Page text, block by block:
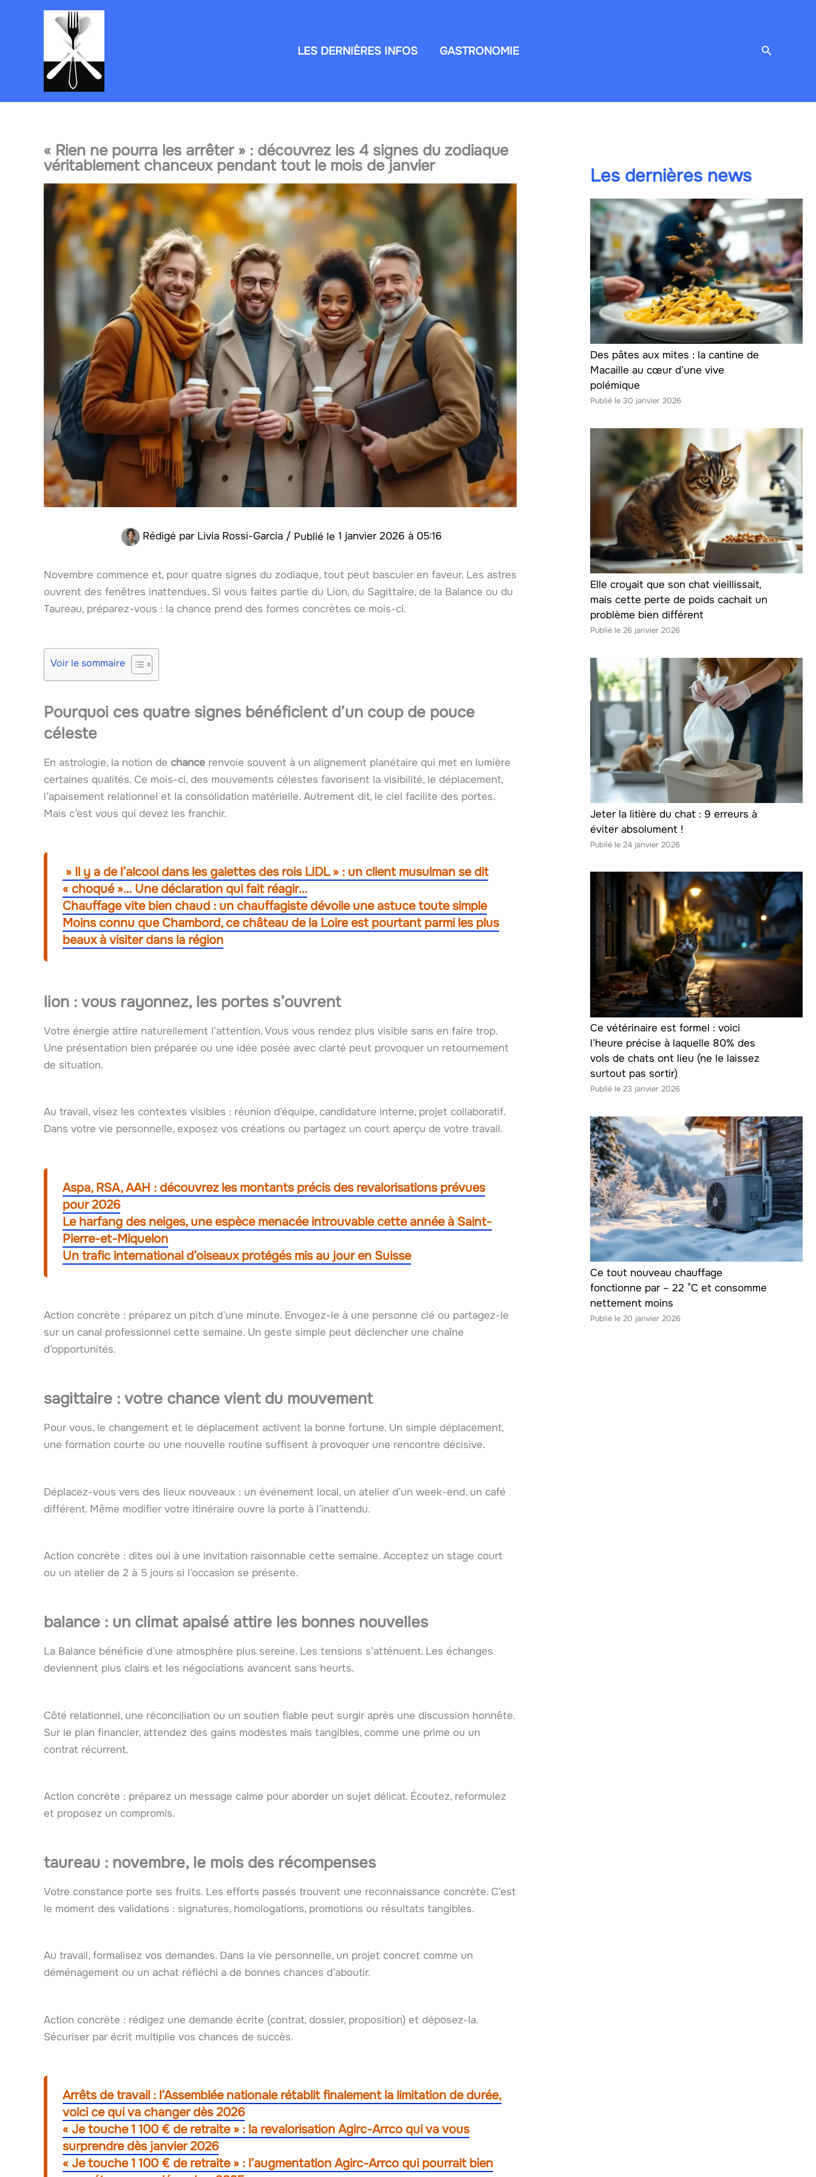
LES DERNIÈRES INFOS GASTRONOMIE
« Rien ne pourra les arrêter » : découvrez les 4 signes du zodiaque
véritablement chanceux pendant tout le mois de janvier
Rédigé par Livia Rossi-Garcia / 1 janvier 2026 à 05:16
Novembre commence et, pour quatre signes du zodiaque, tout peut basculer en faveur. Les astres
ouvrent des fenêtres inattendues. Si vous faites partie du Lion, du Sagittaire, de la Balance ou du
Taureau, préparez-vous : la chance prend des formes concrètes ce mois-ci.
Voir le sommaire
Pourquoi ces quatre signes bénéficient d’un coup de pouce
céleste
En astrologie, la notion de chance renvoie souvent à un alignement planétaire qui met en lumière
certaines qualités. Ce mois-ci, des mouvements célestes favorisent la visibilité, le déplacement,
l’apaisement relationnel et la consolidation matérielle. Autrement dit, le ciel facilite des portes.
Mais c’est vous qui devez les franchir.
» Il y a de l’alcool dans les galettes des rois LIDL » : un client musulman se dit
« choqué »… Une déclaration qui fait réagir…
Chauffage vite bien chaud : un chauffagiste dévoile une astuce toute simple
Moins connu que Chambord, ce château de la Loire est pourtant parmi les plus
beaux à visiter dans la région
lion : vous rayonnez, les portes s’ouvrent
Votre énergie attire naturellement l’attention. Vous vous rendez plus visible sans en faire trop.
Une présentation bien préparée ou une idée posée avec clarté peut provoquer un retournement
de situation.
Au travail, visez les contextes visibles : réunion d’équipe, candidature interne, projet collaboratif.
Dans votre vie personnelle, exposez vos créations ou partagez un court aperçu de votre travail.
Aspa, RSA, AAH : découvrez les montants précis des revalorisations prévues
pour 2026
Le harfang des neiges, une espèce menacée introuvable cette année à Saint-
Pierre-et-Miquelon
Un trafic international d’oiseaux protégés mis au jour en Suisse
Action concrète : préparez un pitch d’une minute. Envoyez-le à une personne clé ou partagez-le
sur un canal professionnel cette semaine. Un geste simple peut déclencher une chaîne
d’opportunités.
sagittaire : votre chance vient du mouvement
Pour vous, le changement et le déplacement activent la bonne fortune. Un simple déplacement,
une formation courte ou une nouvelle routine suffisent à provoquer une rencontre décisive.
Déplacez-vous vers des lieux nouveaux : un événement local, un atelier d’un week-end, un café
différent. Même modifier votre itinéraire ouvre la porte à l’inattendu.
Action concrète : dites oui à une invitation raisonnable cette semaine. Acceptez un stage court
ou un atelier de 2 à 5 jours si l’occasion se présente.
balance : un climat apaisé attire les bonnes nouvelles
La Balance bénéficie d’une atmosphère plus sereine. Les tensions s’atténuent. Les échanges
deviennent plus clairs et les négociations avancent sans heurts.
Côté relationnel, une réconciliation ou un soutien fiable peut surgir après une discussion honnête.
Sur le plan financier, attendez des gains modestes mais tangibles, comme une prime ou un
contrat récurrent.
Action concrète : préparez un message calme pour aborder un sujet délicat. Écoutez, reformulez
et proposez un compromis.
taureau : novembre, le mois des récompenses
Votre constance porte ses fruits. Les efforts passés trouvent une reconnaissance concrète. C’est
le moment des validations : signatures, homologations, promotions ou résultats tangibles.
Au travail, formalisez vos demandes. Dans la vie personnelle, un projet concret comme un
déménagement ou un achat réfléchi a de bonnes chances d’aboutir.
Action concrète : rédigez une demande écrite (contrat, dossier, proposition) et déposez-la.
Sécuriser par écrit multiplie vos chances de succès.
Arrêts de travail : l’Assemblée nationale rétablit finalement la limitation de durée,
voici ce qui va changer dès 2026
« Je touche 1 100 € de retraite » : la revalorisation Agirc-Arrco qui va vous
surprendre dès janvier 2026
« Je touche 1 100 € de retraite » : l’augmentation Agirc-Arrco qui pourrait bien
Les dernières news
Des pâtes aux mites : la cantine de
Macaille au cœur d’une vive
polémique
30 janvier 2026
Elle croyait que son chat vieillissait,
mais cette perte de poids cachait un
problème bien différent
26 janvier 2026
Jeter la litière du chat : 9 erreurs à
éviter absolument !
24 janvier 2026
Ce vétérinaire est formel : voici
l’heure précise à laquelle 80% des
vols de chats ont lieu (ne le laissez
surtout pas sortir)
23 janvier 2026
Ce tout nouveau chauffage
fonctionne par – 22 °C et consomme
nettement moins
20 janvier 2026